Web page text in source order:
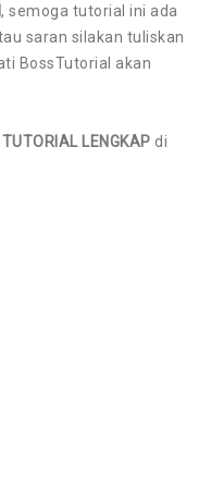
, semoga tutorial ini ada
saran silakan tuliskan
BossTutorial akan
TUTORIAL LENGKAP di